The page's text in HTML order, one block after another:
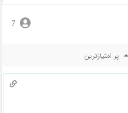
7
پر امتیازترین